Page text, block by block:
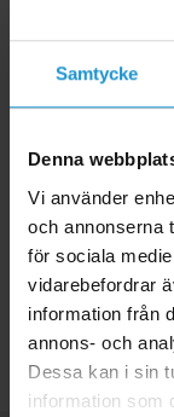
Samtycke
Denna
Vi använder
och annonserna
för sociala
vidarebefordrar
information från
annons- och
Dessa kan i sin
information som
Den
och reflekterande
Finns i färgerna gul
Tillbaka